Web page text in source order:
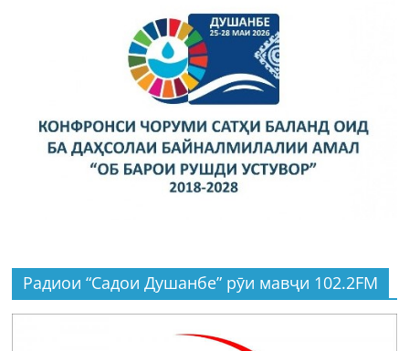
Радиои “Садои Душанбе” рӯи мавҷи 102.2FM